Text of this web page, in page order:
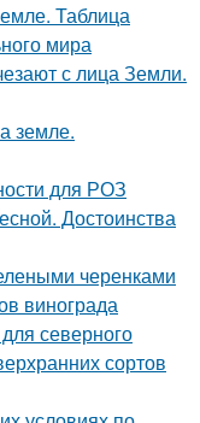
Таблица
мира
с лица Земли.
земле.
для РОЗ
Достоинства
черенками
винограда
северного
сортов